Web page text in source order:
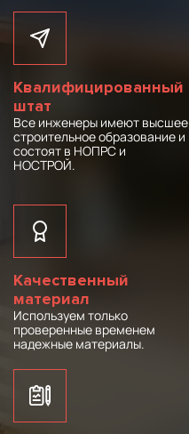
Квалифицированный
штат
Все инженеры имеют высшее
строительное образование и
состоят в НОПРС и
НОСТРОЙ.
Качественный
материал
Используем только
проверенные временем
надежные материалы.